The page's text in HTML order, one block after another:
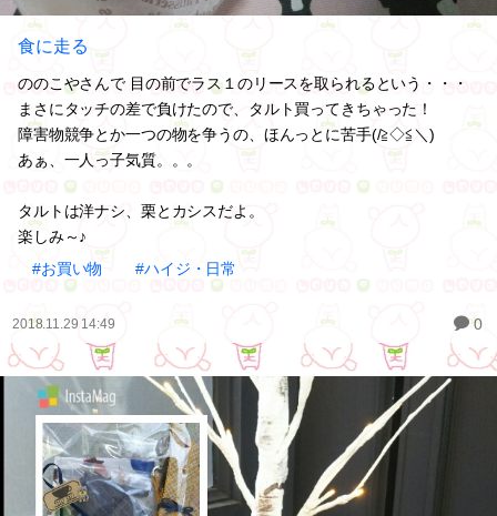
食に走る
ののこやさんで 目の前でラス１のリースを取られるという・・・
まさにタッチの差で負けたので、タルト買ってきちゃった！
障害物競争とか一つの物を争うの、ほんっとに苦手(/≧◇≦＼)
あぁ、一人っ子気質。。。
タルトは洋ナシ、栗とカシスだよ。
楽しみ～♪
#お買い物
#ハイジ・日常
2018.11.29 14:49 0